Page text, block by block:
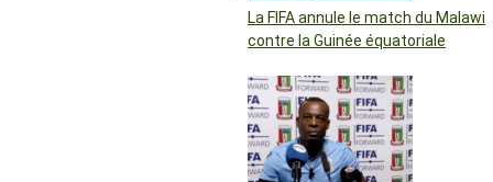
La FIFA annule le match du Malawi
contre la Guinée équatoriale